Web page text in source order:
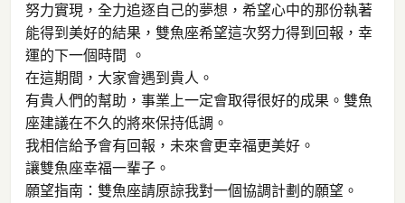
努力實現，全力追逐自己的夢想，希望心中的那份執著
能得到美好的結果，雙魚座希望這次努力得到回報，幸
運的下一個時間 。
在這期間，大家會遇到貴人。
有貴人們的幫助，事業上一定會取得很好的成果。雙魚
座建議在不久的將來保持低調。
我相信給予會有回報，未來會更幸福更美好。
讓雙魚座幸福一輩子。
願望指南：雙魚座請原諒我對一個協調計劃的願望。